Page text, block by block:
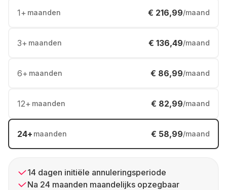
1+ maanden € 216,99/maand
3+ maanden € 136,49/maand
6+ maanden € 86,99/maand
12+ maanden € 82,99/maand
24+ maanden € 58,99/maand
14 dagen initiële annuleringsperiode
Na 24 maanden maandelijks opzegbaar